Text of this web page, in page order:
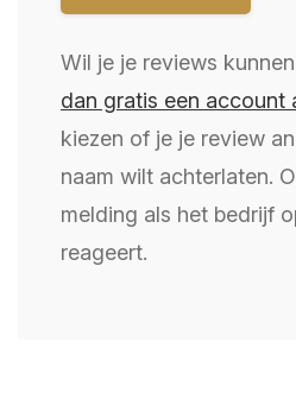
Wil je je reviews
dan gratis een account
kiezen of je je review
naam wilt achterlaten.
melding als het bedrijf
reageert.